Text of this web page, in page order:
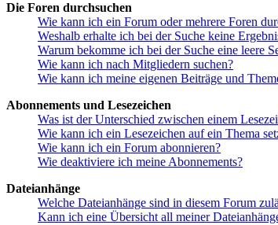
Die Foren durchsuchen
Wie kann ich ein Forum oder mehrere Foren
Weshalb erhalte ich bei der Suche keine
Warum bekomme ich bei der Suche eine leere
Wie kann ich nach Mitgliedern suchen?
Wie kann ich meine eigenen Beiträge und
Abonnements und Lesezeichen
Was ist der Unterschied zwischen einem
Wie kann ich ein Lesezeichen auf ein Thema
Wie kann ich ein Forum abonnieren?
Wie deaktiviere ich meine Abonnements?
Dateianhänge
Welche Dateianhänge sind in diesem Forum
Kann ich eine Übersicht all meiner